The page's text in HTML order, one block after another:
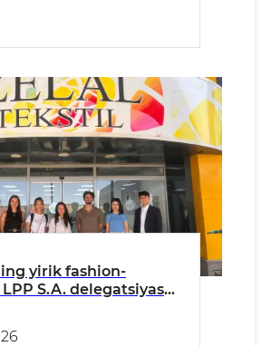
yirik fashion-
S.A. delegatsiyasi